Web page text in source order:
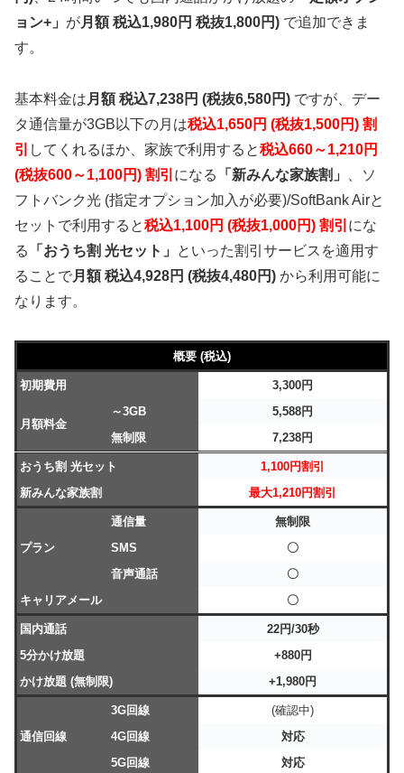
ョン+」 が月額 税込1,980円 税抜1,800円) で追加できま
す。
基本料金は 月額 税込7,238円 (税抜6,580円) ですが、デー
タ通信量が3GB以下の月は税込1,650円 (税抜1,500円) 割
引 してくれるほか、家族で利用すると税込660～1,210円
(税抜600～1,100円) 割引 になる 「新みんな家族割」
、ソ
フトバンク光 (指定オプション加入が必要)/SoftBank Airと
セットで利用すると税込1,100円 (税抜1,000円) 割引 にな
る
「おうち割 光セット」
といった割引サービスを適用す
ることで月額 税込4,928円 (税抜4,480円) から利用可能に
なります。
概要 (税込)
初期費用 3,300円
月額料金
～3GB
5,588円
無制限
7,238円
おうち割 光セット
1,100円割引
新みんな家族割
最大1,210円割引
プラン
通信量
無制限
SMS
〇
音声通話
〇
キャリアメール
〇
国内通話
22円/30秒
5分かけ放題
+880円
かけ放題 (無制限)
+1,980円
通信回線
3G回線
(確認中)
4G回線
対応
5G回線
対応